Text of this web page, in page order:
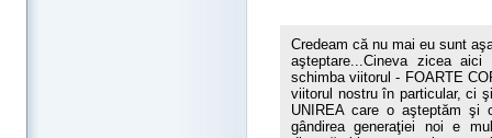
Credeam că nu mai eu sunt
aşteptare...Cineva zicea
schimba viitorul - FOARTE
viitorul nostru în particular, ci
UNIREA care o aşteptăm şi
gândirea generaţiei noi e